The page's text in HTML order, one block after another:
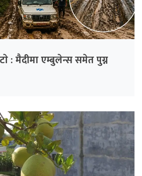
: मैदीमा एम्बुलेन्स समेत पुग्न